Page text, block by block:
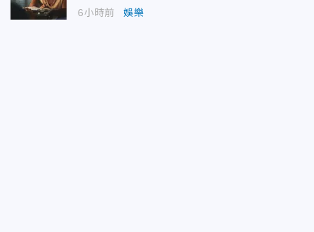
6小時前 娛樂